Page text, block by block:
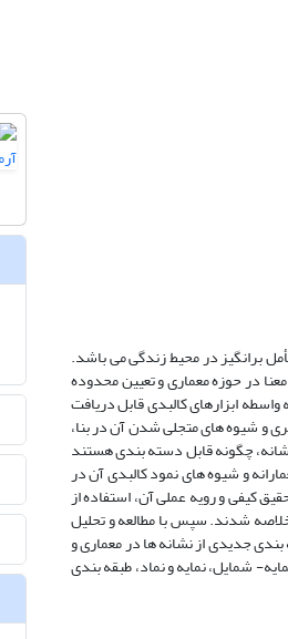
برانگیز در محیط زندگی می باشد.
در حوزه معماری و تعیین محدوده
ابزارهای کالبدی قابل دریافت
و شیوه های متجلی شدن آن در بنا،
چگونه قابل دسته بندی هستند
و شیوه های نمود کالبدی آن در
کیفی و رویه عملی آن، استفاده از
شدند. سپس با مطالعه و تحلیل
جدیدی از نشانه ها در معماری و
شمایل، نمایه و نماد، طبقه بندی